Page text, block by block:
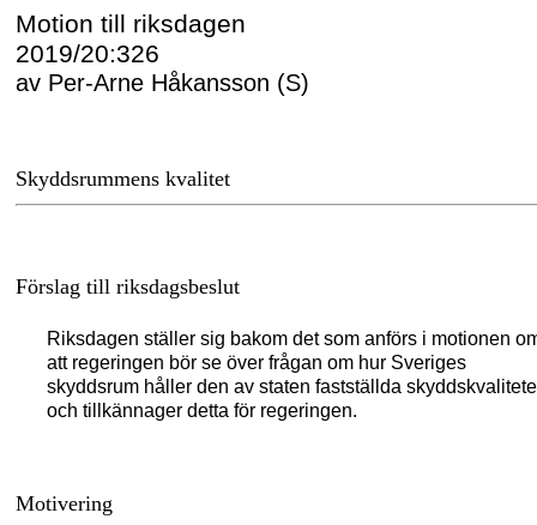
Motion till riksdagen
2019/20:326
av Per-Arne Håkansson (S)
Skyddsrummens kvalitet
Förslag till riksdagsbeslut
Riksdagen ställer sig bakom det som anförs i motionen
att regeringen bör se över frågan om hur Sveriges
skyddsrum håller den av staten fastställda
och tillkännager detta för regeringen.
Motivering